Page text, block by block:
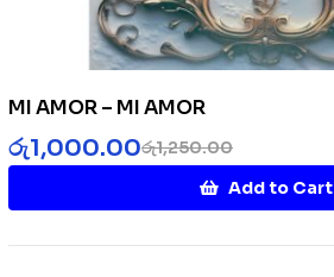
MI AMOR – MI AMOR
රු1,250.00
රු1,000.00
Add to Cart